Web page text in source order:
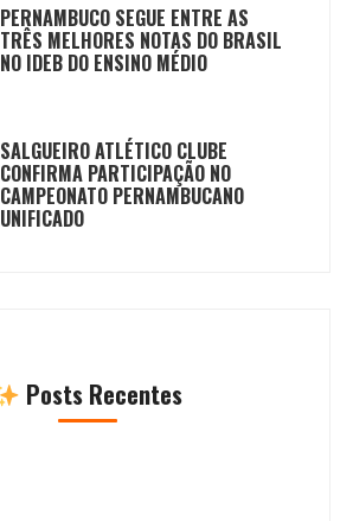
PERNAMBUCO SEGUE ENTRE AS
TRÊS MELHORES NOTAS DO BRASIL
NO IDEB DO ENSINO MÉDIO
SALGUEIRO ATLÉTICO CLUBE
CONFIRMA PARTICIPAÇÃO NO
CAMPEONATO PERNAMBUCANO
UNIFICADO
Posts Recentes